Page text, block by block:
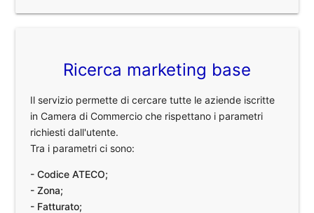
Ricerca marketing base
Il servizio permette di cercare tutte le aziende iscritte
in Camera di Commercio che rispettano i parametri
richiesti dall'utente.
Tra i parametri ci sono:
- Codice ATECO;
- Zona;
- Fatturato;